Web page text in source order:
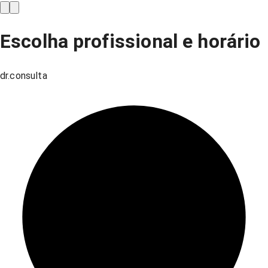
Escolha profissional e horário
dr.consulta